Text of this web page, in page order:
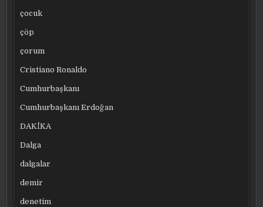
çocuk
çöp
çorum
Cristiano Ronaldo
Cumhurbaşkanı
Cumhurbaşkanı Erdoğan
DAKİKA
Dalga
dalgalar
demir
denetim